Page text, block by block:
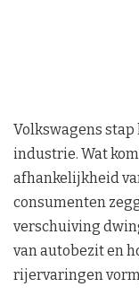
Volkswagens stap
industrie. Wat
afhankelijkheid
consumenten
verschuiving
van autobezit en
rijervaringen